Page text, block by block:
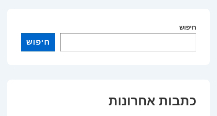
פנויים־פנויות
חיפוש
חיפוש
כתבות אחרונות